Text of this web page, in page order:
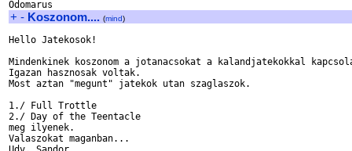
+ - Koszonom.... (mind)
Hello Jatekosok!
Mindenkinek koszonom a jotanacsokat a kalandjatekokkal
Igazan hasznosak voltak.
Most aztan "megunt" jatekok utan szaglaszok.
1./ Full Trottle
2./ Day of the Teentacle
meg ilyenek.
Valaszokat maganban...